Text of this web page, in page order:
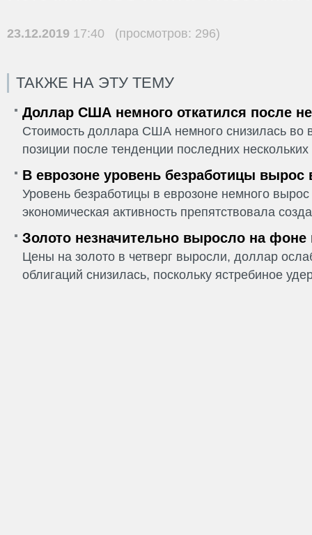
23.12.2019 17:40 (просмотров: 296)
ТАКЖЕ НА ЭТУ ТЕМУ
Доллар США немного откатился после
Стоимость доллара США немного снизилась во
позиции после тенденции последних
В еврозоне уровень безработицы вырос
Уровень безработицы в еврозоне немного
экономическая активность препятствовала
Золото незначительно выросло на фоне
Цены на золото в четверг выросли, доллар
облигаций снизилась, поскольку ястребиное